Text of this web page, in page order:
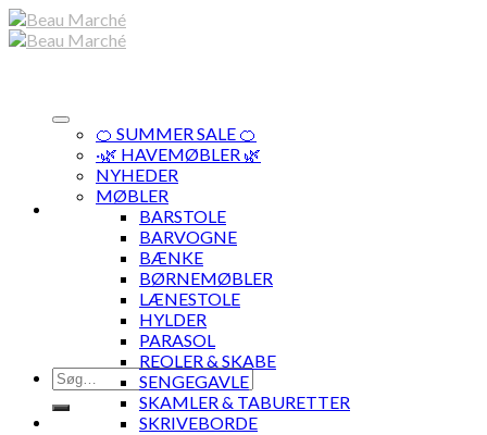
Skip
to
Søg
efter:
🍊 SUMMER SALE 🍊
·🌿 HAVEMØBLER 🌿
NYHEDER
MØBLER
BARSTOLE
BARVOGNE
BÆNKE
BØRNEMØBLER
LÆNESTOLE
HYLDER
PARASOL
REOLER & SKABE
SENGEGAVLE
SKAMLER & TABURETTER
SKRIVEBORDE